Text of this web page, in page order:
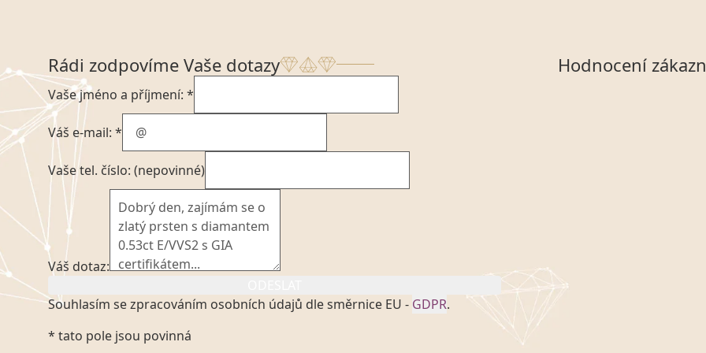
Rádi zodpovíme Vaše dotazy
Vaše jméno a příjmení: *
Váš e-mail: *
Vaše tel. číslo: (nepovinné)
Váš dotaz:
Souhlasím se zpracováním osobních údajů dle směrnice EU - GDPR.
Kliknutím na výše uvedený odkaz, v souladu se zákonem č. 101/2000 Sb. v
platném znění výslovně souhlasím se zpracováním a uchováním veškerých
* tato pole jsou povinná
Hodnocení